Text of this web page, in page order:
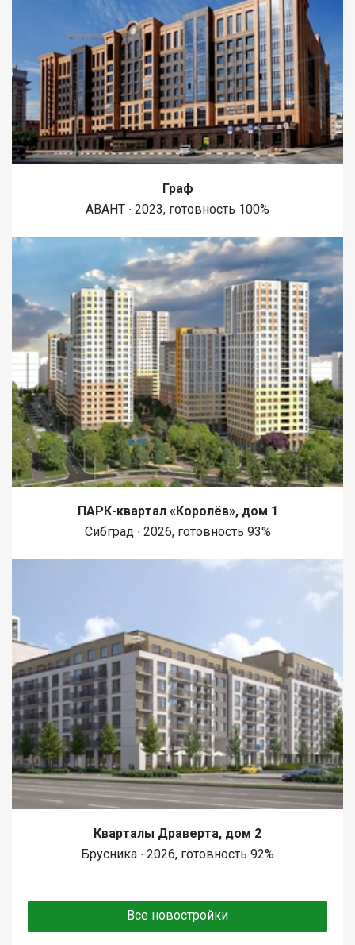
Граф
АВАНТ ∙ 2023, готовность 100%
ПАРК-квартал «Королёв», дом 1
Сибград ∙ 2026, готовность 93%
Кварталы Драверта, дом 2
Брусника ∙ 2026, готовность 92%
Все новостройки